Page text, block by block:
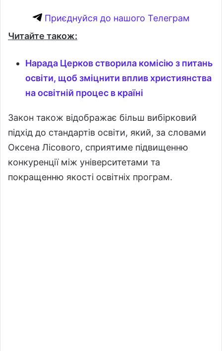
Приєднуйся до нашого Телеграм
Читайте також:
Нарада Церков створила комісію з питань
освіти, щоб зміцнити вплив християнства
на освітній процес в країні
Закон також відображає більш вибірковий
підхід до стандартів освіти, який, за словами
Оксена Лісового, сприятиме підвищенню
конкуренції між університетами та
покращенню якості освітніх програм.